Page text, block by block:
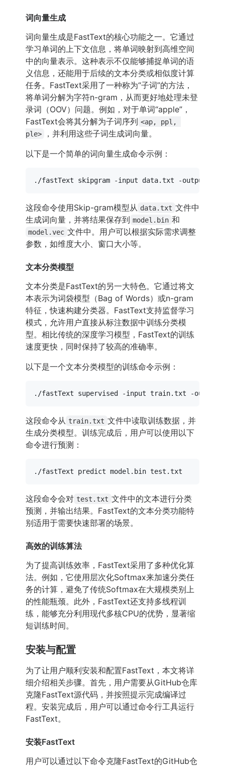
词向量生成
词向量生成是FastText的核心功能之一。它通过
学习单词的上下文信息，将单词映射到高维空间
中的向量表示。这种表示不仅能够捕捉单词的语
义信息，还能用于后续的文本分类或相似度计算
任务。FastText采用了一种称为“子词”的方法，
将单词分解为字符n-gram，从而更好地处理未登
录词（OOV）问题。例如，对于单词“apple”，
FastText会将其分解为子词序列 <ap, ppl,
ple>
，并利用这些子词生成词向量。
以下是一个简单的词向量生成命令示例：
这段命令使用Skip-gram模型从 data.txt 文件中
生成词向量，并将结果保存到 model.bin 和
model.vec 文件中。用户可以根据实际需求调整
参数，如维度大小、窗口大小等。
文本分类模型
文本分类是FastText的另一大特色。它通过将文
本表示为词袋模型（Bag of Words）或n-gram
特征，快速构建分类器。FastText支持监督学习
模式，允许用户直接从标注数据中训练分类模
型。相比传统的深度学习模型，FastText的训练
速度更快，同时保持了较高的准确率。
以下是一个文本分类模型的训练命令示例：
这段命令从 train.txt 文件中读取训练数据，并
生成分类模型。训练完成后，用户可以使用以下
命令进行预测：
这段命令会对 test.txt 文件中的文本进行分类
预测，并输出结果。FastText的文本分类功能特
别适用于需要快速部署的场景。
高效的训练算法
为了提高训练效率，FastText采用了多种优化算
法。例如，它使用层次化Softmax来加速分类任
务的计算，避免了传统Softmax在大规模类别上
的性能瓶颈。此外，FastText还支持多线程训
练，能够充分利用现代多核CPU的优势，显著缩
短训练时间。
安装与配置
为了让用户顺利安装和配置FastText，本文将详
细介绍相关步骤。首先，用户需要从GitHub仓库
克隆FastText源代码，并按照提示完成编译过
程。安装完成后，用户可以通过命令行工具运行
FastText。
安装FastText
用户可以通过以下命令克隆FastText的GitHub仓